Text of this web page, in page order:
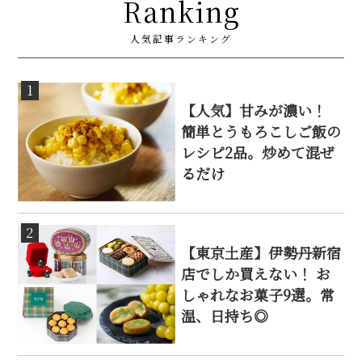
Ranking
人気記事ランキング
1
【人気】甘みが濃い！
簡単とうもろこしご飯の
レシピ2品。炒めて混ぜ
るだけ
2
【東京土産】伊勢丹新宿
店でしか買えない！ お
しゃれなお菓子9選。常
温、日持ち◎